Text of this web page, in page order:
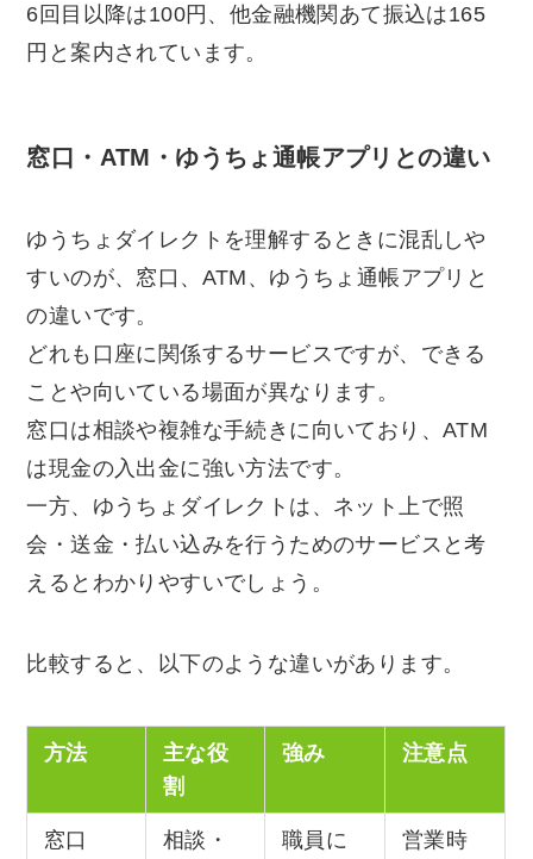
6回目以降は100円、他金融機関あて振込は165
円と案内されています。
窓口・ATM・ゆうちょ通帳アプリとの違い
ゆうちょダイレクトを理解するときに混乱しや
すいのが、窓口、ATM、ゆうちょ通帳アプリと
の違いです。
どれも口座に関係するサービスですが、できる
ことや向いている場面が異なります。
窓口は相談や複雑な手続きに向いており、ATM
は現金の入出金に強い方法です。
一方、ゆうちょダイレクトは、ネット上で照
会・送金・払い込みを行うためのサービスと考
えるとわかりやすいでしょう。
比較すると、以下のような違いがあります。
方法
主な役
割
強み 注意点
窓口 相談・ 職員に 営業時